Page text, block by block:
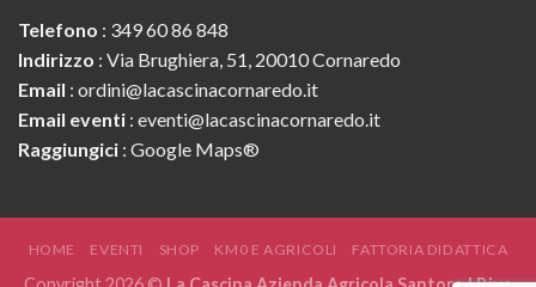
Telefono : 349 60 86 848
Indirizzo : Via Brughiera, 51, 20010 Cornaredo
Email : ordini@lacascinacornaredo.it
Email eventi : eventi@lacascinacornaredo.it
Raggiungici : Google Maps®
HOME EVENTI SHOP KM0 E AGRICOLI FATTORIA DIDATTICA